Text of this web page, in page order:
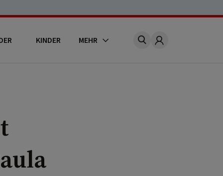
KINDER MEHR Account